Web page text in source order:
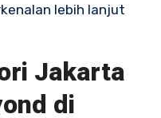
lebih lanjut
Jakarta
di